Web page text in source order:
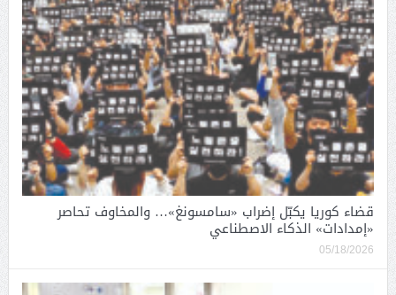
قضاء كوريا يكبّل إضراب «سامسونغ»… والمخاوف تحاصر
«إمدادات» الذكاء الاصطناعي
05/18/2026